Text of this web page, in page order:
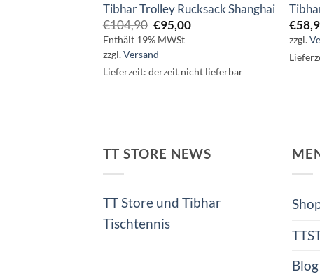
Tibhar Trolley Rucksack Shanghai
€104,90 Ursprünglicher
Preis
war:
€104,90
€95,00Aktueller
Enthält 19% MWSt
zzgl.Versand
Lieferzeit: derzeit nicht lieferbar
€
zzgl.
TT STORE NEWS
TT Store und Tibhar
Tischtennis
Blog